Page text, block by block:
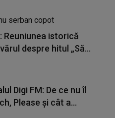
Reuniunea istorică
despre hitul „Să...
Digi FM: De ce nu îl
Please și cât a...